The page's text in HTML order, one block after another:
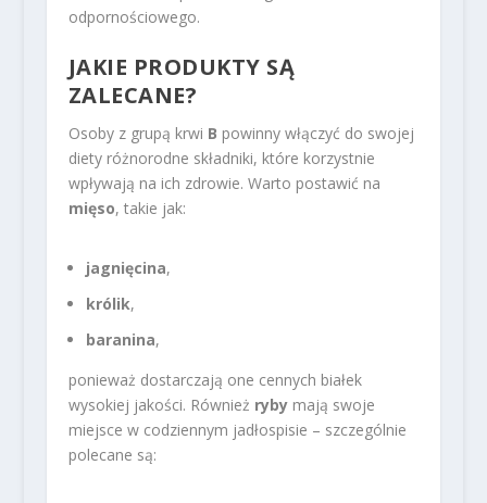
odpornościowego.
JAKIE PRODUKTY SĄ
ZALECANE?
Osoby z grupą krwi B powinny włączyć do swojej
diety różnorodne składniki, które korzystnie
wpływają na ich zdrowie. Warto postawić na
mięso, takie jak:
jagnięcina,
królik,
baranina,
ponieważ dostarczają one cennych białek
wysokiej jakości. Również rybymają swoje
miejsce w codziennym jadłospisie – szczególnie
polecane są: